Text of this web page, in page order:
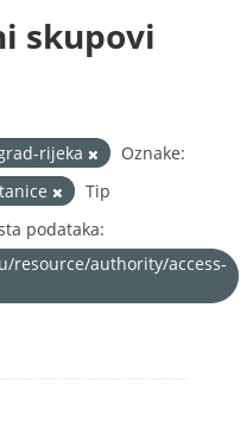
skupovi
rijeka
Oznake:
Tip
podataka:
resource/authority/access-